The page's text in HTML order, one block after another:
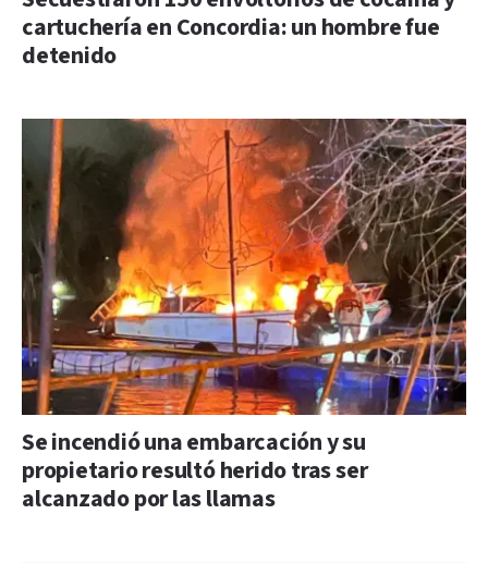
cartuchería en Concordia: un hombre fue
detenido
Se incendió una embarcación y su
propietario resultó herido tras ser
alcanzado por las llamas